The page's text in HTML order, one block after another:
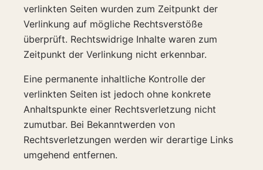
verlinkten Seiten wurden zum Zeitpunkt der
Verlinkung auf mögliche Rechtsverstöße
überprüft. Rechtswidrige Inhalte waren zum
Zeitpunkt der Verlinkung nicht erkennbar.
Eine permanente inhaltliche Kontrolle der
verlinkten Seiten ist jedoch ohne konkrete
Anhaltspunkte einer Rechtsverletzung nicht
zumutbar. Bei Bekanntwerden von
Rechtsverletzungen werden wir derartige Links
umgehend entfernen.